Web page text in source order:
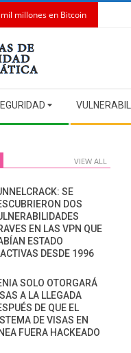
millones en Bitcoin
VIEW ALL
SE
DOS
EN LAS VPN QUE
ESTADO
DESDE 1996
SOLO OTORGARÁ
A LA LLEGADA
DE QUE EL
DE VISAS EN
FUERA HACKEADO